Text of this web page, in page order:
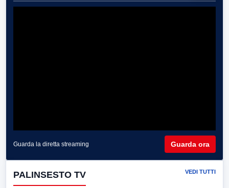
Guarda la diretta streaming Guarda ora
PALINSESTO TV VEDI TUTTI